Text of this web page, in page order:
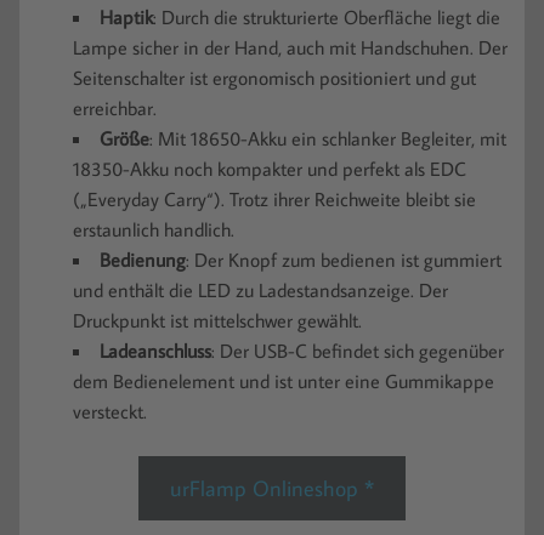
Haptik: Durch die strukturierte Oberfläche liegt die
Lampe sicher in der Hand, auch mit Handschuhen. Der
Seitenschalter ist ergonomisch positioniert und gut
erreichbar.
Größe: Mit 18650-Akku ein schlanker Begleiter, mit
18350-Akku noch kompakter und perfekt als EDC
(„Everyday Carry“). Trotz ihrer Reichweite bleibt sie
erstaunlich handlich.
Bedienung: Der Knopf zum bedienen ist gummiert
und enthält die LED zu Ladestandsanzeige. Der
Druckpunkt ist mittelschwer gewählt.
Ladeanschluss: Der USB-C befindet sich gegenüber
dem Bedienelement und ist unter eine Gummikappe
versteckt.
urFlamp Onlineshop *